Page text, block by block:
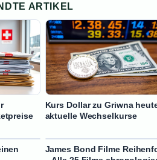
ARTIKEL
Kurs Dollar zu Griwna
aktuelle Wechselkurse
James Bond Filme